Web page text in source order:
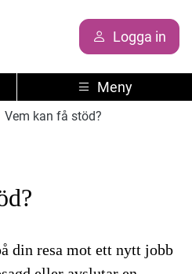
Logga in
Meny
Vem kan få stöd?
din resa mot ett nytt jobb